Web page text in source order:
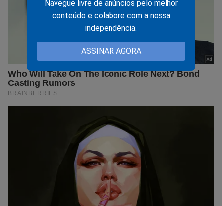
Navegue livre de anúncios pelo melhor
conteúdo e colabore com a nossa
independência.
ASSINAR AGORA